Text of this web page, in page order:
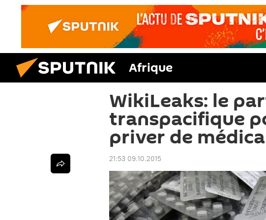
Afrique
WikiLeaks: le
transpacifique
priver de
21:53 09.10.2015